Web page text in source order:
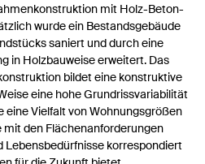
mit Holz-Beton-
wurde ein Bestandsgebäude
saniert und durch eine
in Holzbauweise erweitert. Das
bildet eine konstruktive
eine hohe Grundrissvariabilität
Vielfalt von Wohnungsgrößen
den Flächenanforderungen
korrespondiert